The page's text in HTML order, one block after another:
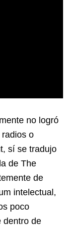
no logró
o
sí se tradujo
de The
de
intelectual,
poco
dentro de